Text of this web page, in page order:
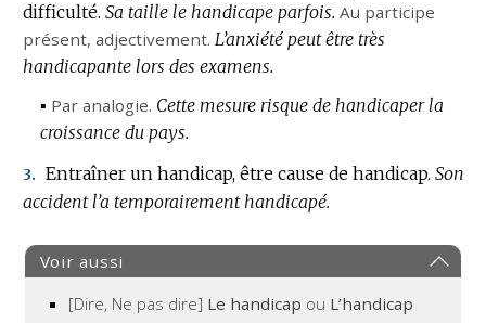
difficulté. Sa taille le handicape parfois. Au participe
présent, adjectivement. L’anxiété peut être très
handicapante lors des examens.
▪ Par analogie. Cette mesure risque de handicaper la
croissance du pays.
3. Entraîner un handicap, être cause de handicap. Son
accident l’a temporairement handicapé.
Voir aussi
[Dire, Ne pas dire] Le handicap ou L’handicap